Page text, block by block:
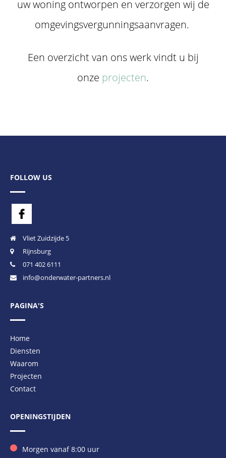
uw woning ontworpen en verzorgen wij de
omgevingsvergunningsaanvragen.
Een overzicht van ons werk vindt u bij
onze projecten.
FOLLOW US
Vliet Zuidzijde 5
Rijnsburg
071 402 6111
info@onderwater-partners.nl
PAGINA'S
Home
Diensten
Waarom
Projecten
Contact
OPENINGSTIJDEN
Morgen vanaf 8:00 uur